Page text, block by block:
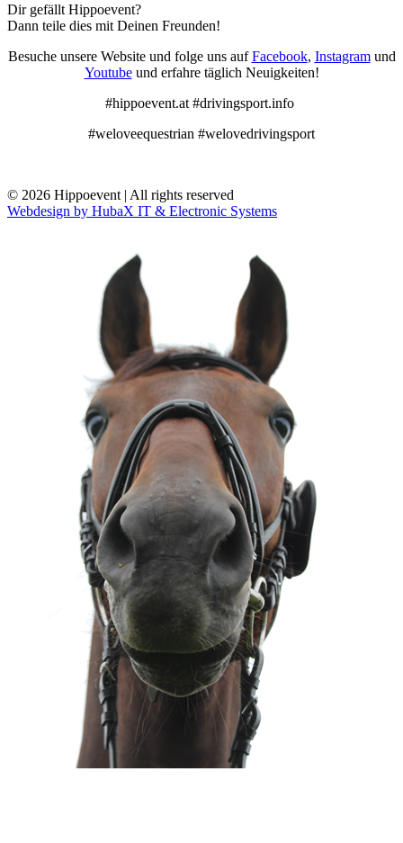
Dir gefällt Hippoevent?
Dann teile dies mit Deinen Freunden!
Besuche unsere Website und folge uns aufFacebook, Instagramund
Youtubeund erfahre täglich Neuigkeiten!
#hippoevent.at #drivingsport.info
#weloveequestrian #welovedrivingsport
© 2026 Hippoevent | All rights reserved
Webdesign by HubaX IT & Electronic Systems